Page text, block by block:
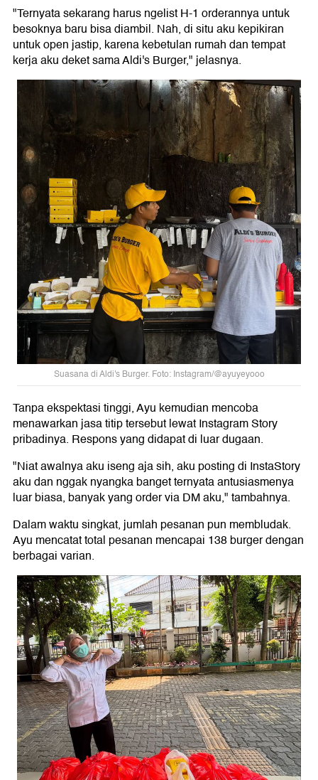
"Ternyata sekarang harus ngelist H-1 orderannya untuk
besoknya baru bisa diambil. Nah, di situ aku kepikiran
untuk open jastip, karena kebetulan rumah dan tempat
kerja aku deket sama Aldi's Burger," jelasnya.
Suasana di Aldi's Burger. Foto: Instagram/@ayuyeyooo
Tanpa ekspektasi tinggi, Ayu kemudian mencoba
menawarkan jasa titip tersebut lewat Instagram Story
pribadinya. Respons yang didapat di luar dugaan.
"Niat awalnya aku iseng aja sih, aku posting di InstaStory
aku dan nggak nyangka banget ternyata antusiasmenya
luar biasa, banyak yang order via DM aku," tambahnya.
Dalam waktu singkat, jumlah pesanan pun membludak.
Ayu mencatat total pesanan mencapai 138 burger dengan
berbagai varian.